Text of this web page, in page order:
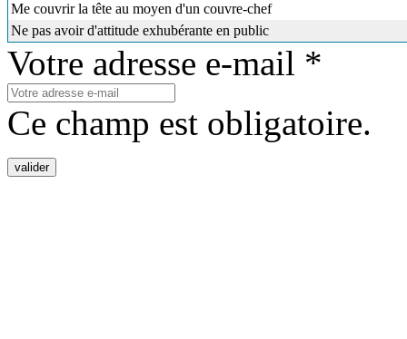
Me couvrir la tête au moyen d'un couvre-chef
Ne pas avoir d'attitude exhubérante en public
Votre adresse e-mail *
Ce champ est obligatoire.